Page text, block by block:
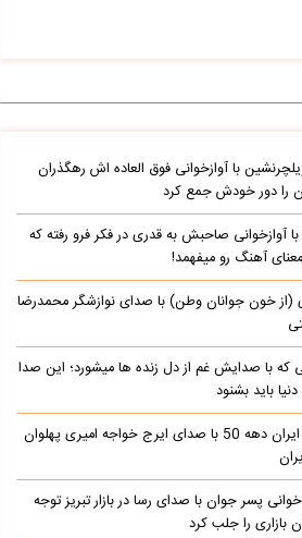
با آوازخوانی فوق العاده اش رهگذران
را دور خودش جمع کرد
آوازخوانی صاحبش به قدری در فکر فرو رفته که
معنای آهنگ رو میفهمد!
(از خون جوانان وطن) با صدای نوازشگر محمدرضا
که با صدایش غم از دل زنده ها میشورد؛ این صدا
باید بشنود
رادیو ایران دهه 50 با صدای ایرج خواجه امیری پهلوان
خوانی پسر جوان با صدای رسا در بازار تبریز توجه
بازاری را جلب کرد